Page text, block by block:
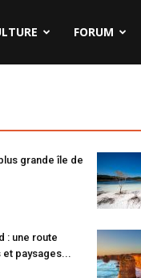
FORUM
grande île de
: une route
et paysages...